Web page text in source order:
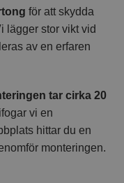
för att skydda
lägger stor vikt vid
av en erfaren
tar cirka 20
vi en
hittar du en
monteringen.